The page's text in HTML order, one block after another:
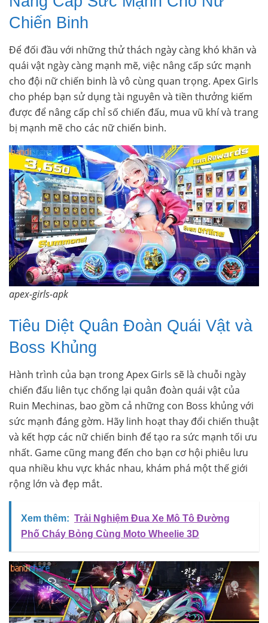
Chiến Binh
Để đối đầu với những thử thách ngày càng khó khăn và
quái vật ngày càng mạnh mẽ, việc nâng cấp sức mạnh
cho đội nữ chiến binh là vô cùng quan trọng. Apex Girls
cho phép bạn sử dụng tài nguyên và tiền thưởng kiếm
được để nâng cấp chỉ số chiến đấu, mua vũ khí và trang
bị mạnh mẽ cho các nữ chiến binh.
apex-girls-apk
Tiêu Diệt Quân Đoàn Quái Vật và
Boss Khủng
Hành trình của bạn trong Apex Girls sẽ là chuỗi ngày
chiến đấu liên tục chống lại quân đoàn quái vật của
Ruin Mechinas, bao gồm cả những con Boss khủng với
sức mạnh đáng gờm. Hãy linh hoạt thay đổi chiến thuật
và kết hợp các nữ chiến binh để tạo ra sức mạnh tối ưu
nhất. Game cũng mang đến cho bạn cơ hội phiêu lưu
qua nhiều khu vực khác nhau, khám phá một thế giới
rộng lớn và đẹp mắt.
Xem thêm: Trải Nghiệm Đua Xe Mô Tô Đường
Phố Cháy Bỏng Cùng Moto Wheelie 3D